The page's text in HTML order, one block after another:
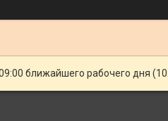
ближайшего рабочего дня